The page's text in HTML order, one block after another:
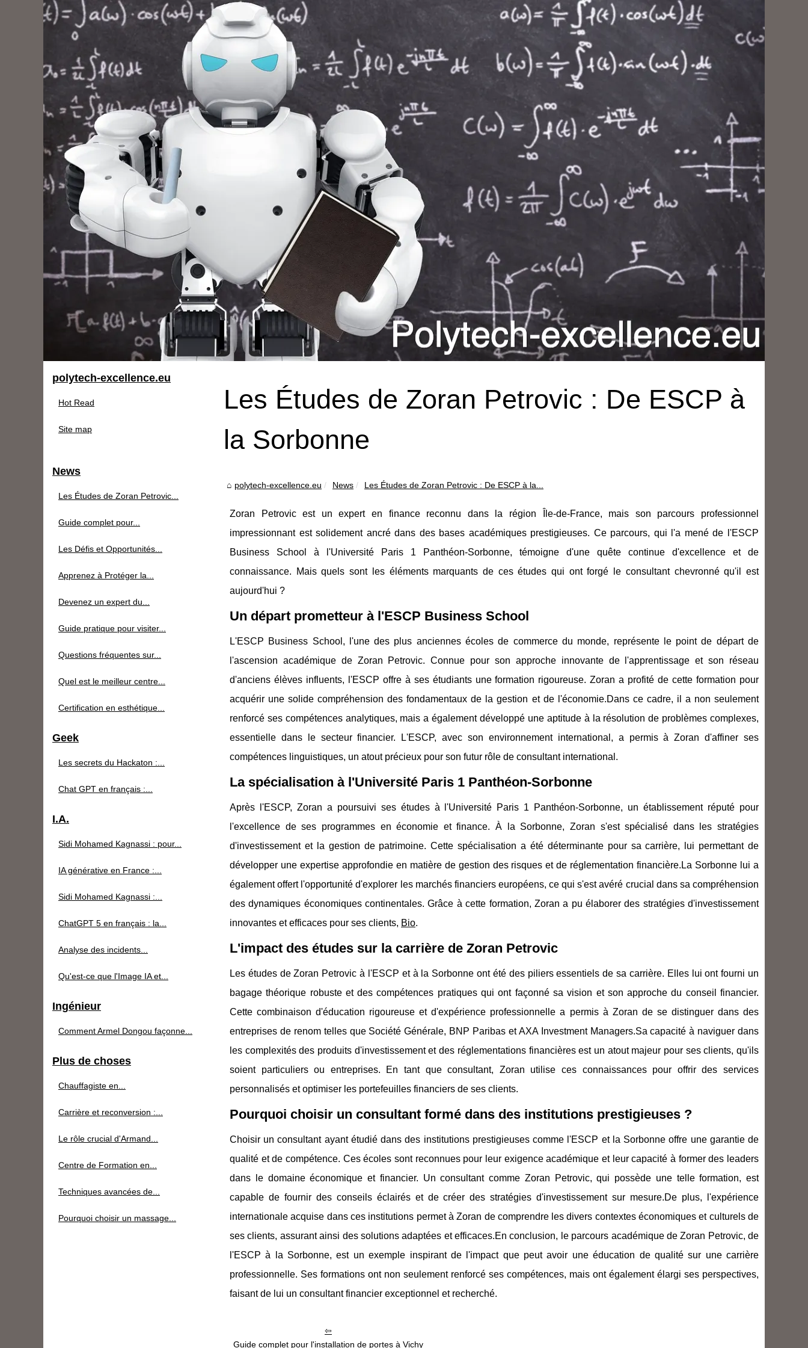
Les Études de Zoran Petrovic : De ESCP à
la Sorbonne
polytech-excellence.eu News Les Études de Zoran Petrovic : De ESCP à la...
Zoran Petrovic est un expert en finance reconnu dans la région Île-de-France, mais son parcours professionnel
impressionnant est solidement ancré dans des bases académiques prestigieuses. Ce parcours, qui l'a mené de l'ESCP
Business School à l'Université Paris 1 Panthéon-Sorbonne, témoigne d'une quête continue d'excellence et de
connaissance. Mais quels sont les éléments marquants de ces études qui ont forgé le consultant chevronné qu'il est
aujourd'hui ?
Un départ prometteur à l'ESCP Business School
L'ESCP Business School, l'une des plus anciennes écoles de commerce du monde, représente le point de départ de
l'ascension académique de Zoran Petrovic. Connue pour son approche innovante de l'apprentissage et son réseau
d'anciens élèves influents, l'ESCP offre à ses étudiants une formation rigoureuse. Zoran a profité de cette formation pour
acquérir une solide compréhension des fondamentaux de la gestion et de l'économie.Dans ce cadre, il a non seulement
renforcé ses compétences analytiques, mais a également développé une aptitude à la résolution de problèmes complexes,
essentielle dans le secteur financier. L'ESCP, avec son environnement international, a permis à Zoran d'affiner ses
compétences linguistiques, un atout précieux pour son futur rôle de consultant international.
La spécialisation à l'Université Paris 1 Panthéon-Sorbonne
Après l'ESCP, Zoran a poursuivi ses études à l'Université Paris 1 Panthéon-Sorbonne, un établissement réputé pour
l'excellence de ses programmes en économie et finance. À la Sorbonne, Zoran s'est spécialisé dans les stratégies
d'investissement et la gestion de patrimoine. Cette spécialisation a été déterminante pour sa carrière, lui permettant de
développer une expertise approfondie en matière de gestion des risques et de réglementation financière.La Sorbonne lui a
également offert l'opportunité d'explorer les marchés financiers européens, ce qui s'est avéré crucial dans sa compréhension
des dynamiques économiques continentales. Grâce à cette formation, Zoran a pu élaborer des stratégies d'investissement
innovantes et efficaces pour ses clients, Bio.
L'impact des études sur la carrière de Zoran Petrovic
Les études de Zoran Petrovic à l'ESCP et à la Sorbonne ont été des piliers essentiels de sa carrière. Elles lui ont fourni un
bagage théorique robuste et des compétences pratiques qui ont façonné sa vision et son approche du conseil financier.
Cette combinaison d'éducation rigoureuse et d'expérience professionnelle a permis à Zoran de se distinguer dans des
entreprises de renom telles que Société Générale, BNP Paribas et AXA Investment Managers.Sa capacité à naviguer dans
les complexités des produits d'investissement et des réglementations financières est un atout majeur pour ses clients, qu'ils
soient particuliers ou entreprises. En tant que consultant, Zoran utilise ces connaissances pour offrir des services
personnalisés et optimiser les portefeuilles financiers de ses clients.
Pourquoi choisir un consultant formé dans des institutions prestigieuses ?
Choisir un consultant ayant étudié dans des institutions prestigieuses comme l'ESCP et la Sorbonne offre une garantie de
qualité et de compétence. Ces écoles sont reconnues pour leur exigence académique et leur capacité à former des leaders
dans le domaine économique et financier. Un consultant comme Zoran Petrovic, qui possède une telle formation, est
capable de fournir des conseils éclairés et de créer des stratégies d'investissement sur mesure.De plus, l'expérience
internationale acquise dans ces institutions permet à Zoran de comprendre les divers contextes économiques et culturels de
ses clients, assurant ainsi des solutions adaptées et efficaces.En conclusion, le parcours académique de Zoran Petrovic, de
l'ESCP à la Sorbonne, est un exemple inspirant de l'impact que peut avoir une éducation de qualité sur une carrière
professionnelle. Ses formations ont non seulement renforcé ses compétences, mais ont également élargi ses perspectives,
faisant de lui un consultant financier exceptionnel et recherché.
Guide complet pour l'installation de portes à Vichy
polytech-excellence.eu
Hot Read
Site map
News
Les Études de Zoran Petrovic...
Guide complet pour...
Les Défis et Opportunités...
Apprenez à Protéger la...
Devenez un expert du...
Guide pratique pour visiter...
Questions fréquentes sur...
Quel est le meilleur centre...
Certification en esthétique...
Geek
Les secrets du Hackaton :...
Chat GPT en français :...
I.A.
Sidi Mohamed Kagnassi : pour...
IA générative en France :...
Sidi Mohamed Kagnassi :...
ChatGPT 5 en français : la...
Analyse des incidents...
Qu'est-ce que l'Image IA et...
Ingénieur
Comment Armel Dongou façonne...
Plus de choses
Chauffagiste en...
Carrière et reconversion :...
Le rôle crucial d'Armand...
Centre de Formation en...
Techniques avancées de...
Pourquoi choisir un massage...